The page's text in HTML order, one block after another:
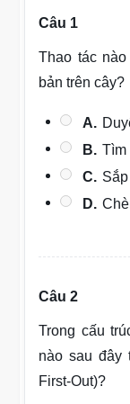
Câu 1
Thao tác
bản trên cây?
A.
B. Tìm
C.
D.
Câu 2
Trong cấu
nào sau đây
First-Out)?